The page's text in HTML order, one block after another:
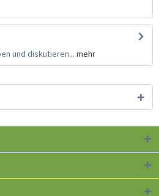
und diskutieren... mehr